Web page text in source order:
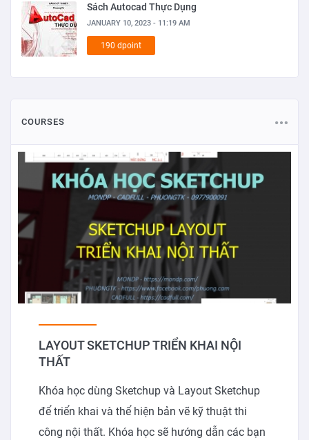
Sách Autocad Thực Dụng
JANUARY 10, 2023 - 11:19 AM
190 dpoint
COURSES
LAYOUT SKETCHUP TRIỂN KHAI NỘI
THẤT
Khóa học dùng Sketchup và Layout Sketchup
để triển khai và thể hiện bản vẽ kỹ thuật thi
công nội thất. Khóa học sẽ hướng dẫn các bạn